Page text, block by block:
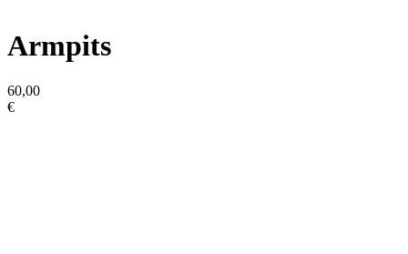
Armpits
60,00
€